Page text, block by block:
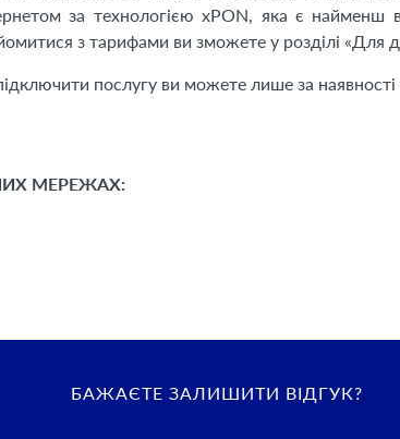
за технологією xPON, яка є найменш
з тарифами ви зможете у розділі «Для
послугу ви можете лише за наявності
МЕРЕЖАХ:
БАЖАЄТЕ ЗАЛИШИТИ ВІДГУК?